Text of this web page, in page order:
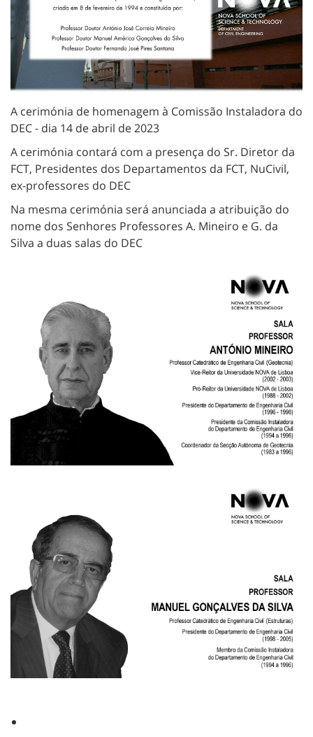
A cerimónia de homenagem à Comissão Instaladora do
DEC - dia 14 de abril de 2023
A cerimónia contará com a presença do Sr. Diretor da
FCT, Presidentes dos Departamentos da FCT, NuCivil,
ex-professores do DEC
Na mesma cerimónia será anunciada a atribuição do
nome dos Senhores Professores A. Mineiro e G. da
Silva a duas salas do DEC